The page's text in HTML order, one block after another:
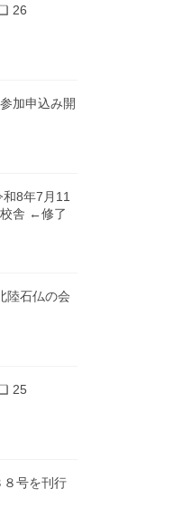
26
加申込み開
8年7月11
舎 ←修了
陸石仏の会
25
８号を刊行